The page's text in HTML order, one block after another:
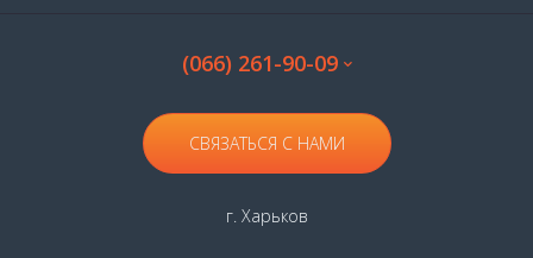
(066) 261-90-09
СВЯЗАТЬСЯ С НАМИ
г. Харьков